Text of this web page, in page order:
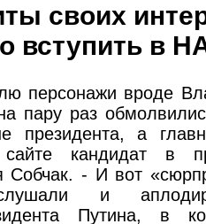
своих
вступить в
персонажи вроде
пару раз
президента, а
кандидат в
Собчак. - И вот
слушали и
Путина, в